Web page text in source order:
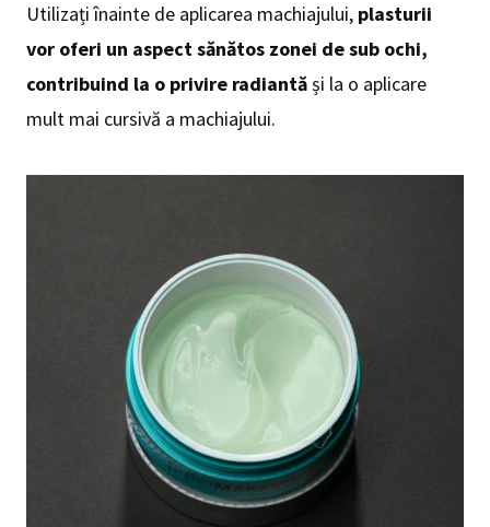
Utilizați înainte de aplicarea machiajului, plasturii
vor oferi un aspect sănătos zonei de sub ochi,
contribuind la o privire radiantăși la o aplicare
mult mai cursivă a machiajului.